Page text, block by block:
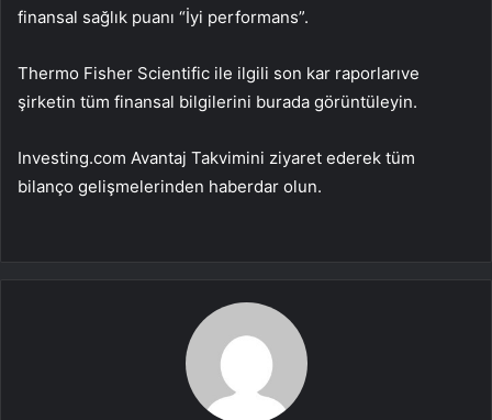
finansal sağlık puanı “İyi performans”.
Thermo Fisher Scientific ile ilgili son kar raporlarıve
şirketin tüm finansal bilgilerini burada görüntüleyin.
Investing.com Avantaj Takvimini ziyaret ederek tüm
bilanço gelişmelerinden haberdar olun.